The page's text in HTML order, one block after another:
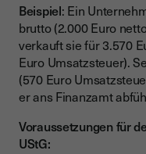
Beispiel: Ein
brutto (2.000 Euro
verkauft sie für 3.570
Euro Umsatzsteuer).
(570 Euro
er ans Finanzamt
Voraussetzungen für
UStG: